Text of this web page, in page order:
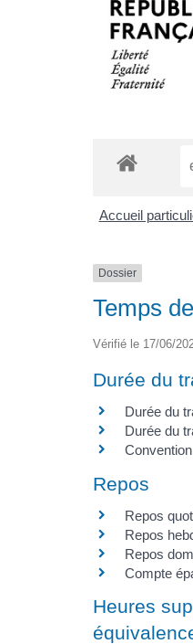
Accueil
Dossier
Temps
Vérifié le 17/06/
Durée du
Durée du
Durée du
Repos
Repos
Repos
Repos
Compte
Heures